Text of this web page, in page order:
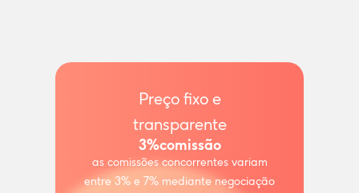
Preço fixo e
transparente
3%comissão
as comissões concorrentes variam
entre 3% e 7% mediante negociação